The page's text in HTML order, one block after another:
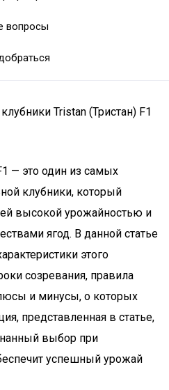
вопросы
Tristan (Тристан) F1
— это один из самых
клубники, который
высокой урожайностью и
ягод. В данной статье
этого
созревания, правила
и минусы, о которых
представленная в статье,
выбор при
успешный урожай